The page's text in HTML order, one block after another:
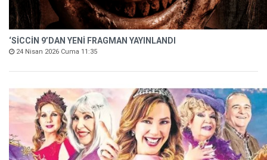
‘SİCCİN 9’DAN YENİ FRAGMAN YAYINLANDI
24 Nisan 2026 Cuma 11:35